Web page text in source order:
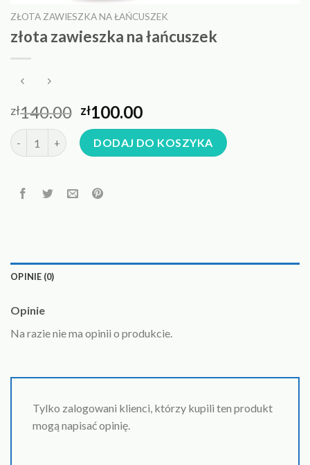
ZŁOTA ZAWIESZKA NA ŁAŃCUSZEK
złota zawieszka na łańcuszek
zł140.00 zł100.00
ilość złota zawieszka na łańcuszek
DODAJ DO KOSZYKA
OPINIE (0)
Opinie
Na razie nie ma opinii o produkcie.
Tylko zalogowani klienci, którzy kupili ten produkt
mogą napisać opinię.